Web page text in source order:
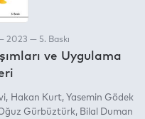
2023 — 5. Baskı
ve Uygulama
Hakan Kurt Yasemin Gödek
Gürbüztürk
Bilal Duman